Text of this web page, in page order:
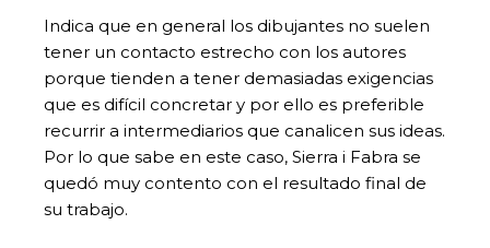
Indica que en general los dibujantes no suelen
tener un contacto estrecho con los autores
porque tienden a tener demasiadas exigencias
que es difícil concretar y por ello es preferible
recurrir a intermediarios que canalicen sus ideas.
Por lo que sabe en este caso, Sierra i Fabra se
quedó muy contento con el resultado final de
su trabajo.